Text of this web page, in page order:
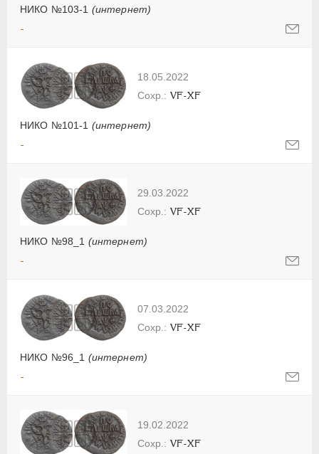
НИКО №103-1 (интернет)
-
18.05.2022
НИКО №101-1 (интернет)
VF-XF
-
29.03.2022
НИКО №98_1 (интернет)
VF-XF
-
07.03.2022
НИКО №96_1 (интернет)
VF-XF
-
19.02.2022
VF-XF